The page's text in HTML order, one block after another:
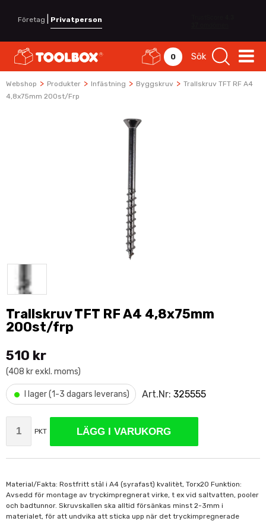
Företag Privatperson
0 Sök
Webshop > Produkter > Infästning > Byggskruv > Trallskruv TFT RF A4
4,8x75mm 200st/frp
Trallskruv TFT RF A4 4,8x75mm
200st/frp
510 kr
(408 kr exkl. moms)
• I lager (1-3 dagars leverans) Art.Nr: 325555
PKT LÄGG I VARUKORG
Material/Fakta: Rostfritt stål i A4 (syrafast) kvalitèt, Torx20 Funktion:
Avsedd för montage av tryckimpregnerat virke, t ex vid saltvatten, pooler
och badtunnor. Skruvskallen ska alltid försänkas minst 2-3mm i
materialet, för att undvika att sticka upp när det tryckimpregnerade